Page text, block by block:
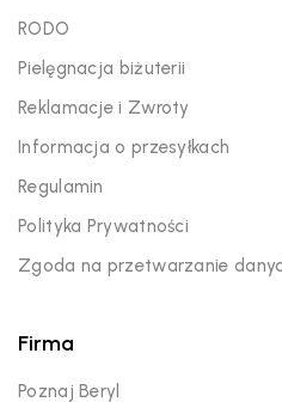
RODO
Pielęgnacja biżuterii
Reklamacje i Zwroty
Informacja o przesyłkach
Regulamin
Polityka Prywatności
Zgoda na przetwarzanie
Firma
Poznaj Beryl